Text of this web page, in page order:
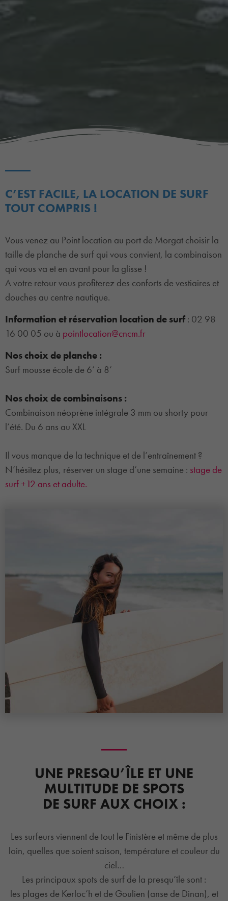
C’EST FACILE, LA LOCATION DE SURF
TOUT COMPRIS !
Vous venez au Point location au port de Morgat choisir la
taille de planche de surf qui vous convient, la combinaison
qui vous va et en avant pour la glisse !
A votre retour vous profiterez des conforts de vestiaires et
douches au centre nautique.
Information et réservation location de surf : 02 98
16 00 05 ou à pointlocation@cncm.fr
Nos choix de planche :
Surf mousse école de 6’ à 8’
Nos choix de combinaisons :
Combinaison néoprène intégrale 3 mm ou shorty pour
l’été. Du 6 ans au XXL
Il vous manque de la technique et de l’entraînement ?
N’hésitez plus, réserver un stage d’une semaine : stage de
surf +12 ans et adulte.
UNE PRESQU’ÎLE ET UNE
MULTITUDE DE SPOTS
DE SURF AUX CHOIX :
Les surfeurs viennent de tout le Finistère et même de plus
loin, quelles que soient saison, température et couleur du
ciel…
Les principaux spots de surf de la presqu’île sont :
les plages de Kerloc’h et de Goulien (anse de Dinan), et